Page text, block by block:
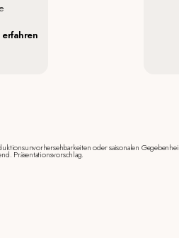
oder saisonalen
Präsentationsvorschlag.